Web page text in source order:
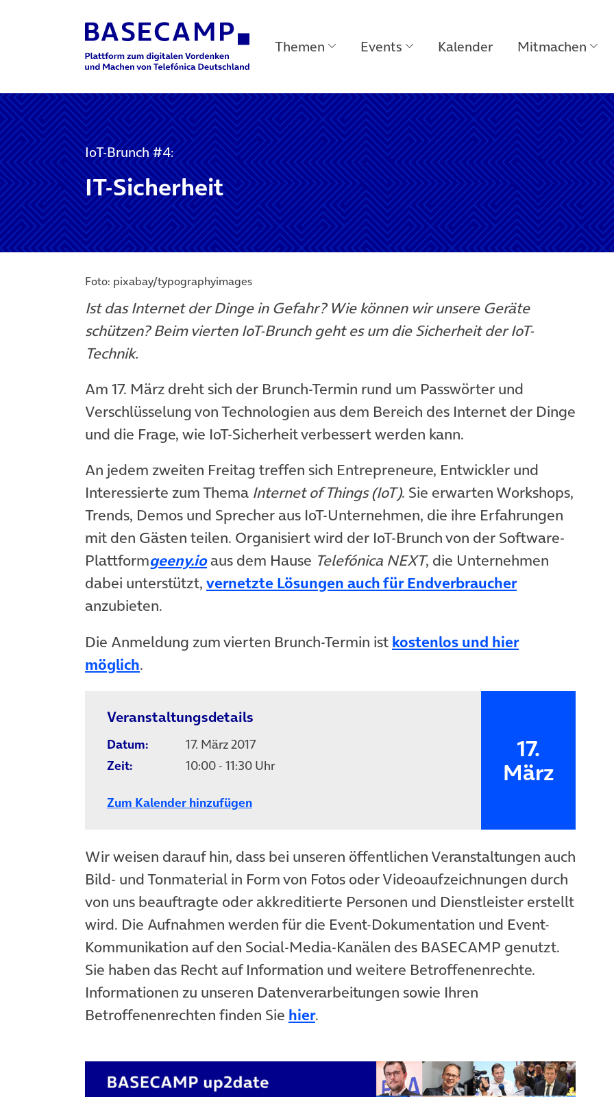
Main Navigation Themen Events Kalender Mitmachen
IoT-Brunch #4:
IT-Sicherheit
Foto: pixabay/typographyimages
Ist das Internet der Dinge in Gefahr? Wie können wir unsere Geräte
schützen? Beim vierten IoT-Brunch geht es um die Sicherheit der IoT-
Technik.
Am 17. März dreht sich der Brunch-Termin rund um Passwörter und
Verschlüsselung von Technologien aus dem Bereich des Internet der Dinge
und die Frage, wie IoT-Sicherheit verbessert werden kann.
An jedem zweiten Freitag treffen sich Entrepreneure, Entwickler und
Interessierte zum Thema Internet of Things (IoT). Sie erwarten Workshops,
Trends, Demos und Sprecher aus IoT-Unternehmen, die ihre Erfahrungen
mit den Gästen teilen. Organisiert wird der IoT-Brunch von der Software-
Plattformgeeny.ioaus dem Hause Telefónica NEXT, die Unternehmen
dabei unterstützt, vernetzte Lösungen auch für Endverbraucher
anzubieten.
Die Anmeldung zum vierten Brunch-Termin ist kostenlos und hier
möglich.
Veranstaltungsdetails
Datum:
17. März 2017
Zeit:
10:00 - 11:30 Uhr
Zum Kalender hinzufügen
17.
März
Wir weisen darauf hin, dass bei unseren öffentlichen Veranstaltungen auch
Bild- und Tonmaterial in Form von Fotos oder Videoaufzeichnungen durch
von uns beauftragte oder akkreditierte Personen und Dienstleister erstellt
wird. Die Aufnahmen werden für die Event-Dokumentation und Event-
Kommunikation auf den Social-Media-Kanälen des BASECAMP genutzt.
Sie haben das Recht auf Information und weitere Betroffenenrechte.
Informationen zu unseren Datenverarbeitungen sowie Ihren
Betroffenenrechten finden Sie hier.